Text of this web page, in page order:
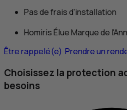
Pas de frais d’installation
Homiris Élue Marque de
Être rappelé(e) Prendre un
Choisissez la protection
besoins